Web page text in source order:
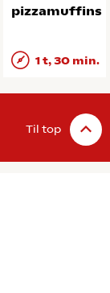
pizzamuffins
1 t, 30 min.
Til top